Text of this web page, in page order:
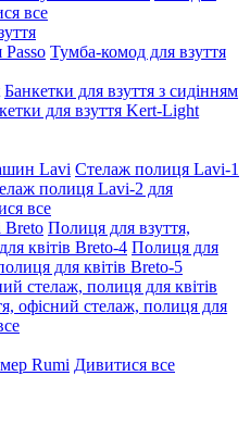
все
Тумба-комод для взуття
Банкетки для взуття з сидінням
для взуття Kert-Light
Lavi Стелаж полиця Lavi-1
полиця Lavi-2 для
все
Breto Полиця для взуття,
квітів Breto-4 Полиця для
для квітів Breto-5
стелаж, полиця для квітів
офісний стелаж, полиця для
Rumi Дивитися все